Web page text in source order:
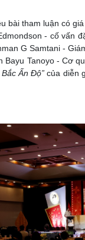
bài tham luận có
- cố vấn
G Samtani -
Tanoyo - Cơ
Ấn Độ” của diễn